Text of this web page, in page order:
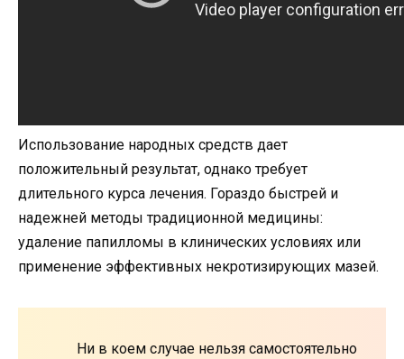
Использование народных средств дает
положительный результат, однако требует
длительного курса лечения. Гораздо быстрей и
надежней методы традиционной медицины:
удаление папилломы в клинических условиях или
применение эффективных некротизирующих мазей.
Ни в коем случае нельзя самостоятельно